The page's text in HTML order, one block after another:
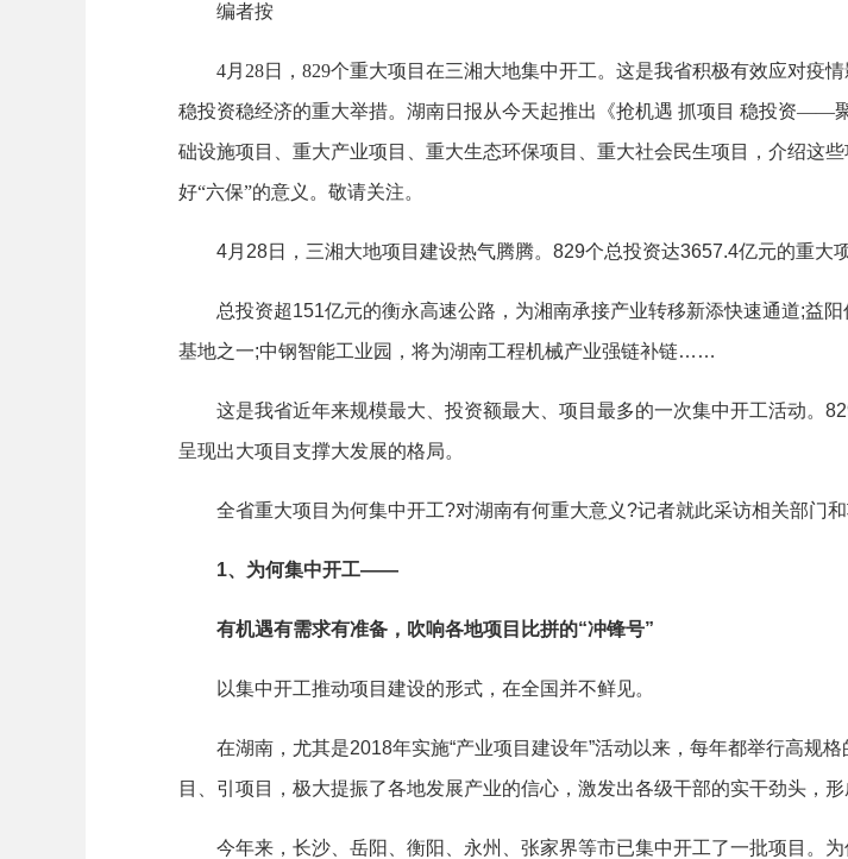
编者按
4月28日，829个重大项目在三湘大地集中开工。这是我省积极有效应对疫
稳投资稳经济的重大举措。湖南日报从今天起推出《抢机遇 抓项目 稳投资——
础设施项目、重大产业项目、重大生态环保项目、重大社会民生项目，介绍这
好“六保”的意义。敬请关注。
4月28日，三湘大地项目建设热气腾腾。829个总投资达3657.4亿元的重大项
总投资超151亿元的衡永高速公路，为湘南承接产业转移新添快速通道;益阳
基地之一;中钢智能工业园，将为湖南工程机械产业强链补链……
这是我省近年来规模最大、投资额最大、项目最多的一次集中开工活动。
呈现出大项目支撑大发展的格局。
全省重大项目为何集中开工?对湖南有何重大意义?记者就此采访相关部门和
1、为何集中开工——
有机遇有需求有准备，吹响各地项目比拼的“冲锋号”
以集中开工推动项目建设的形式，在全国并不鲜见。
在湖南，尤其是2018年实施“产业项目建设年”活动以来，每年都举行高规
目、引项目，极大提振了各地发展产业的信心，激发出各级干部的实干劲头，形
今年来，长沙、岳阳、衡阳、永州、张家界等市已集中开工了一批项目。